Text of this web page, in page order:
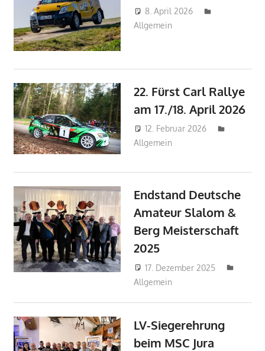
8. April 2026
Allgemein
22. Fürst Carl Rallye
am 17./18. April 2026
12. Februar 2026
Allgemein
Endstand Deutsche
Amateur Slalom &
Berg Meisterschaft
2025
17. Dezember 2025
Allgemein
LV-Siegerehrung
beim MSC Jura